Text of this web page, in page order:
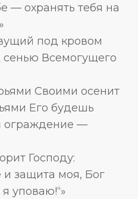
— охранять тебя на
под кровом
Всемогущего
Своими осенит
Его будешь
ограждение —
Господу:
защита моя, Бог
уповаю!“»